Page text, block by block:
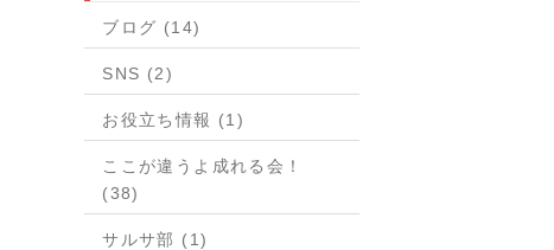
ブログ (14)
SNS (2)
お役立ち情報 (1)
ここが違うよ成れる会！
(38)
サルサ部 (1)